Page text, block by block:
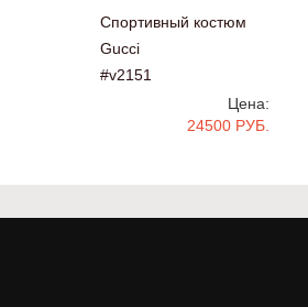
Спортивный костюм
Gucci
#v2151
Цена:
24500 РУБ.